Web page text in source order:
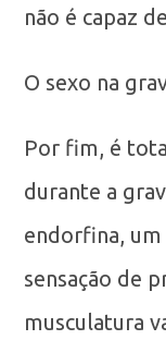
não é capaz
O sexo na
Por fim, é
durante a
endorfina,
sensação de
musculatura